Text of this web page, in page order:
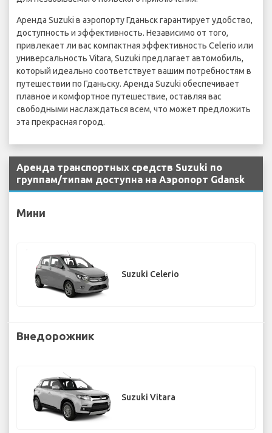
Аренда Suzuki в аэропорту Гданьск гарантирует удобство,
доступность и эффективность. Независимо от того,
привлекает ли вас компактная эффективность Celerio или
универсальность Vitara, Suzuki предлагает автомобиль,
который идеально соответствует вашим потребностям в
путешествии по Гданьску. Аренда Suzuki обеспечивает
плавное и комфортное путешествие, оставляя вас
свободными наслаждаться всем, что может предложить
эта прекрасная город.
Аренда транспортных средств Suzuki по
группам/типам доступна на Аэропорт Gdansk
Мини
Suzuki Celerio
Внедорожник
Suzuki Vitara